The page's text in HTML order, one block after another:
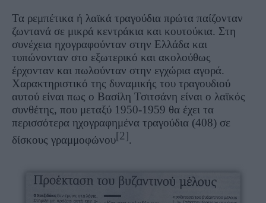
Τα ρεμπέτικα ή λαϊκά τραγούδια πρώτα παίζονταν
ζωντανά σε μικρά κεντράκια και κουτούκια. Στη
συνέχεια ηχογραφούνταν στην Ελλάδα και
τυπώνονταν στο εξωτερικό και ακολούθως
έρχονταν και πωλούνταν στην εγχώρια αγορά.
Χαρακτηριστικό της δυναμικής του τραγουδιού
αυτού είναι πως ο Βασίλη Τσιτσάνη είναι ο λαϊκός
συνθέτης, που μεταξύ 1950-1959 θα έχει τα
περισσότερα ηχογραφημένα τραγούδια (408) σε
δίσκους γραμμοφώνου[2].